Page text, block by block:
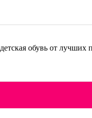
детская обувь от лучших